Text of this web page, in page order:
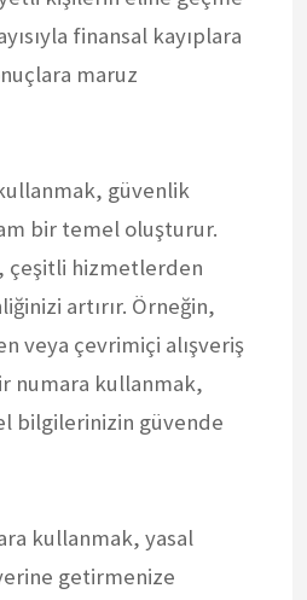
finansal kayıplara
maruz
güvenlik
bir temel oluşturur.
çeşitli hizmetlerden
artırır. Örneğin,
veya çevrimiçi alışveriş
numara kullanmak,
bilgilerinizin güvende
kullanmak, yasal
getirmenize